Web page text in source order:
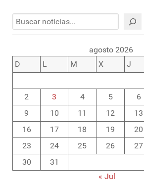
Buscar
agosto 2026
D
L M X J
2
3 4 5 6
9
10 11 12 13
16
17 18 19 20
23
24 25 26 27
30
31
« Jul